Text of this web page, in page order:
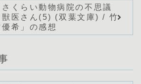
さくらい動物病院の不思議
獣医さん(5) (双葉文庫) / 竹
優希」の感想